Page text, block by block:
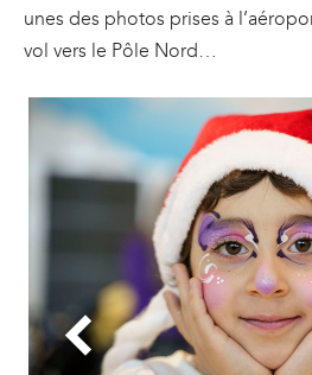
unes des photos prises à
vol vers le Pôle Nord…